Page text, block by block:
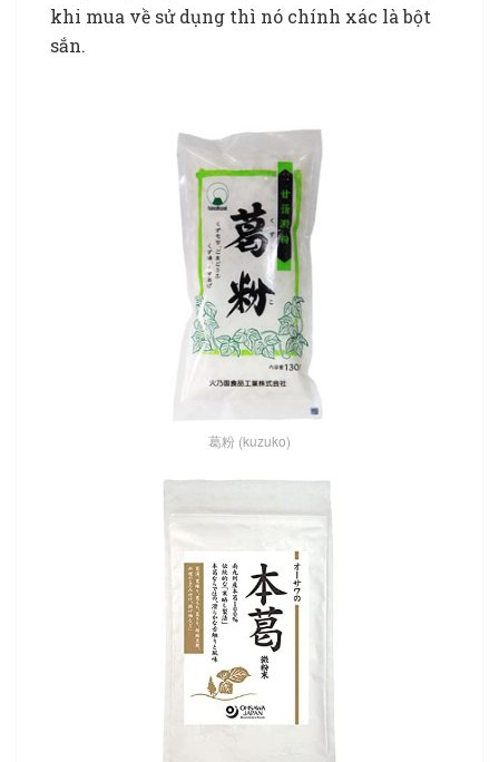
khi mua về sử dụng thì nó chính xác là bột
sắn.
葛粉 (kuzuko)